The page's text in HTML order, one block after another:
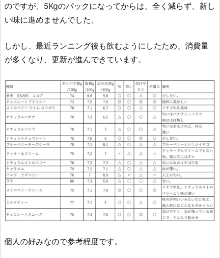
のですが、5Kgのパックになってからは、全く減らず、新し
い味に進めませんでした。
しかし、最近ランニング後も飲むようにしたため、消費量
が多くなり、更新が進んできています。
個人の好みなので参考程度です。